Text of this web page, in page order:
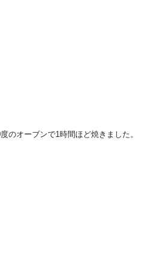
のオーブンで1時間ほど焼きました。